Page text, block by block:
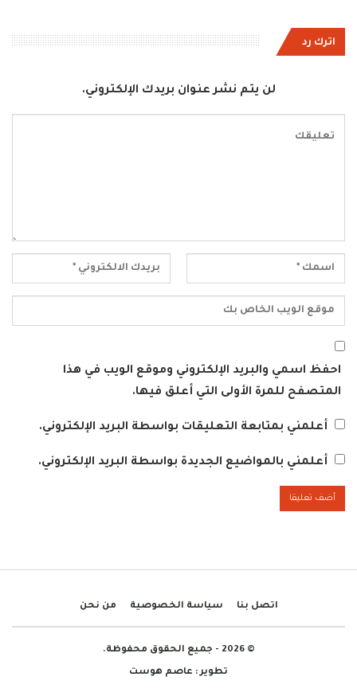
اترك رد
لن يتم نشر عنوان بريدك الإلكتروني.
احفظ اسمي والبريد الإلكتروني وموقع الويب في هذا
المتصفح للمرة الأولى التي أعلق فيها.
أعلمني بمتابعة التعليقات بواسطة البريد الإلكتروني.
أعلمني بالمواضيع الجديدة بواسطة البريد الإلكتروني.
اتصل بنا سياسة الخصوصية من نحن
© 2026 - جميع الحقوق محفوظة.
تطوير : عاصم هوست